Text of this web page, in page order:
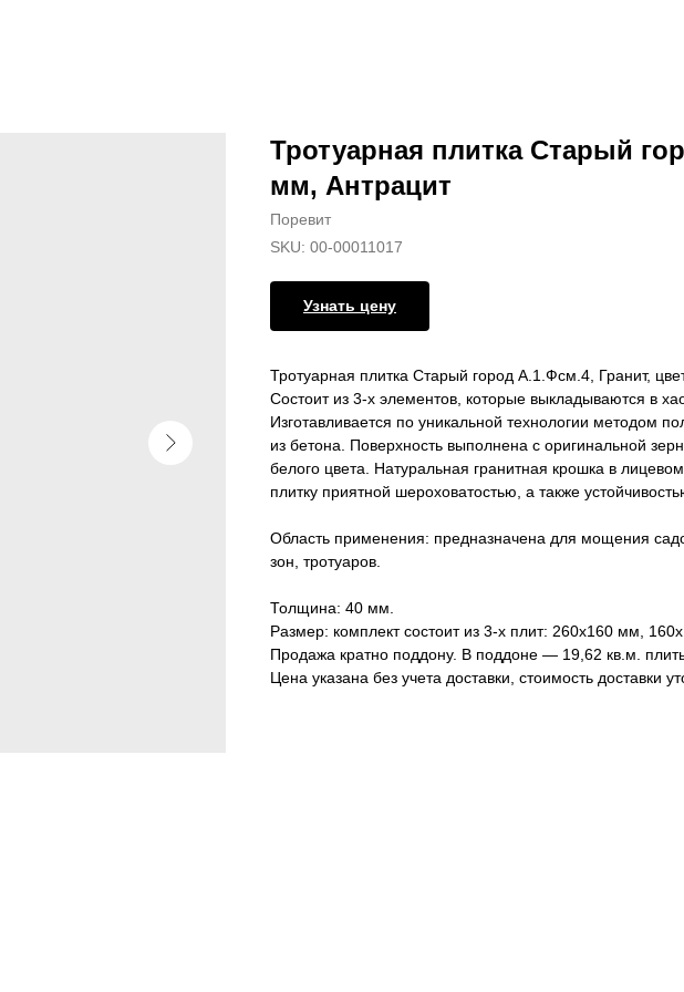
Тротуарная плитка Старый
мм, Антрацит
Поревит
SKU: 00-00011017
Узнать цену
Тротуарная плитка Старый город А.1.Фсм.4, Гранит,
Состоит из 3-х элементов, которые выкладываются в
Изготавливается по уникальной технологии методом
из бетона. Поверхность выполнена с оригинальной
белого цвета. Натуральная гранитная крошка в
плитку приятной шероховатостью, а также
Область применения: предназначена для мощения
зон, тротуаров.
Толщина: 40 мм.
Размер: комплект состоит из 3-х плит: 260х160 мм,
Продажа кратно поддону. В поддоне — 19,62 кв.м.
Цена указана без учета доставки, стоимость доставки